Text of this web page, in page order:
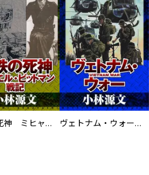
鋼鉄の死神 ミヒャエル・ビットマン戦記 ヴェトナム・ウォー VIETNAM WAR